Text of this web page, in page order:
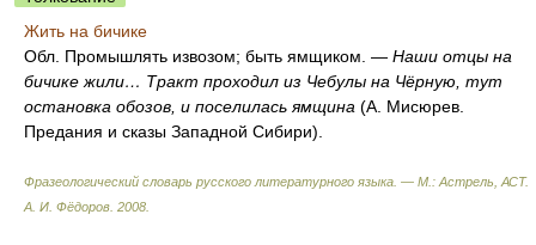
Жить на бичике
Обл. Промышлять извозом; быть ямщиком. — Наши отцы на
бичике жили… Тракт проходил из Чебулы на Чёрную, тут
остановка обозов, и поселилась ямщина (А. Мисюрев.
Предания и сказы Западной Сибири).
Фразеологический словарь русского литературного языка. — М.: Астрель, АСТ.
А. И. Фёдоров 2008